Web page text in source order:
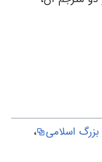
بزرگ اسلامی ،